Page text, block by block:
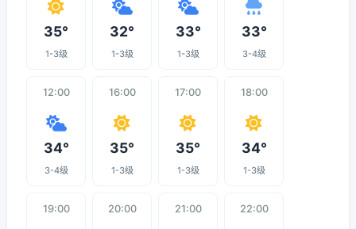
35°
1-3级
32°
1-3级
33°
1-3级
33°
3-4级
12:00
34°
3-4级
16:00
35°
1-3级
17:00
35°
1-3级
18:00
34°
1-3级
19:00 20:00 21:00 22:00